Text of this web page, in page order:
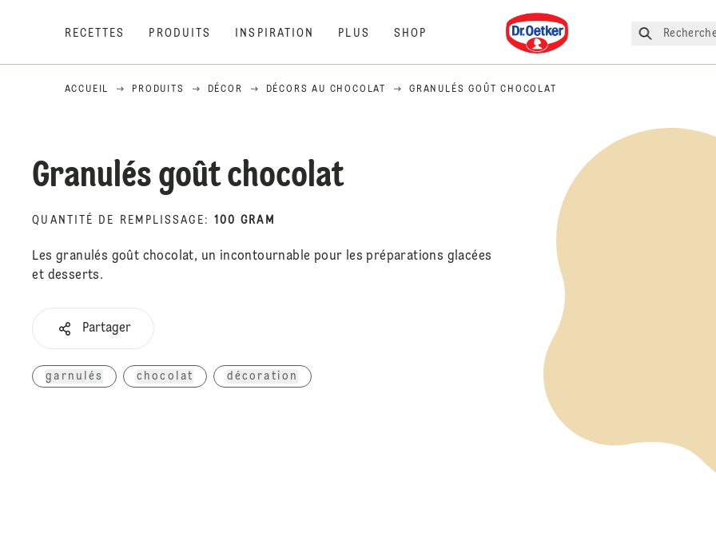
RECETTES PRODUITS INSPIRATION PLUS SHOP
Dr. Oetker
ACCUEIL PRODUITS DÉCOR DÉCORS AU CHOCOLAT GRANULÉS GOÛT CHOCOLAT
Granulés goût chocolat
QUANTITÉ DE REMPLISSAGE : 100 GRAM
Les granulés goût chocolat, un incontournable pour les préparations glacées
et desserts.
Partager
garnulés chocolat décoration